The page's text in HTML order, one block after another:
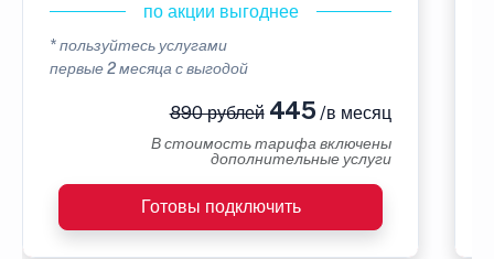
по акции выгоднее
* пользуйтесь услугами
первые 2 месяца с выгодой
890 рублей445 /в месяц
В стоимость тарифа включены
дополнительные услуги
Готовы подключить